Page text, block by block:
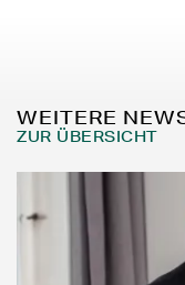
WEITERE
ZUR ÜBERSICHT